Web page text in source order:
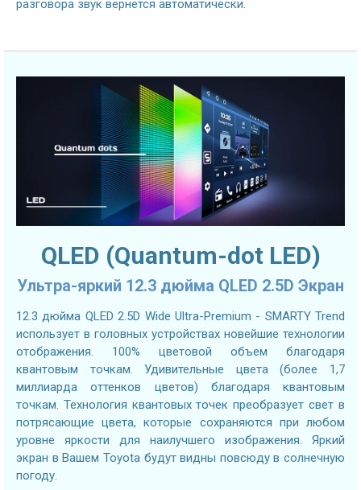
разговора звук вернется автоматически.
QLED (Quantum-dot LED)
Ультра-яркий 12.3 дюйма QLED 2.5D Экран
12.3 дюйма QLED 2.5D Wide Ultra-Premium - SMARTY Trend
использует в головных устройствах новейшие технологии
отображения. 100% цветовой объем благодаря
квантовым точкам. Удивительные цвета (более 1,7
миллиарда оттенков цветов) благодаря квантовым
точкам. Технология квантовых точек преобразует свет в
потрясающие цвета, которые сохраняются при любом
уровне яркости для наилучшего изображения. Яркий
экран в Вашем Toyota будут видны повсюду в солнечную
погоду.